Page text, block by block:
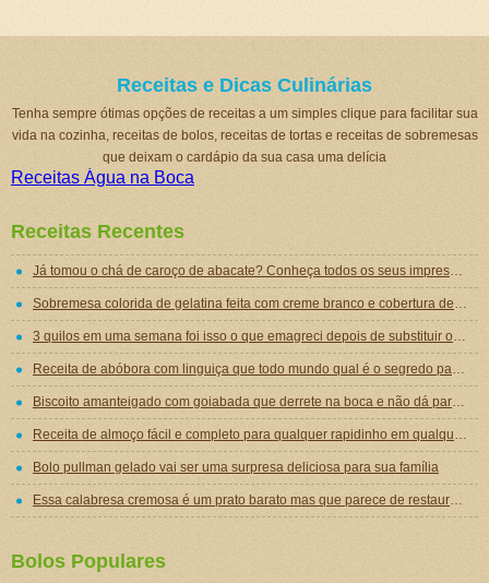
Receitas e Dicas Culinárias
Tenha sempre ótimas opções de receitas a um simples clique para facilitar sua
vida na cozinha, receitas de bolos, receitas de tortas e receitas de sobremesas
que deixam o cardápio da sua casa uma delícia
Receitas Água na Boca
Receitas Recentes
Já tomou o chá de caroço de abacate? Conheça todos os seus impressionantes benefícios!
Sobremesa colorida de gelatina feita com creme branco e cobertura de mousse de gelatina
3 quilos em uma semana foi isso o que emagreci depois de substituir o jantar por essa sopa emagrecedora
Receita de abóbora com linguiça que todo mundo qual é o segredo para ficar tão gostosa
Biscoito amanteigado com goiabada que derrete na boca e não dá para comer um só
Receita de almoço fácil e completo para qualquer rapidinho em qualquer dia da semana
Bolo pullman gelado vai ser uma surpresa deliciosa para sua família
Essa calabresa cremosa é um prato barato mas que parece de restaurante chique de tão gostoso
Bolos Populares